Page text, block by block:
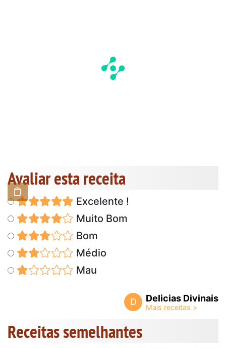
Avaliar esta receita
Excelente !
Muito Bom
Bom
Médio
Mau
D Delicias Divinais
Receitas semelhantes